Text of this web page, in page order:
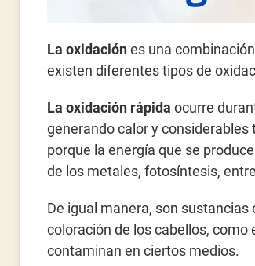
La oxidaciónes una
existen diferentes tipos de
La oxidación rápida ocurre
generando calor y
porque la energía que se
de los metales, fotosíntesis,
De igual manera, son
coloración de los cabellos,
contaminan en ciertos medios.